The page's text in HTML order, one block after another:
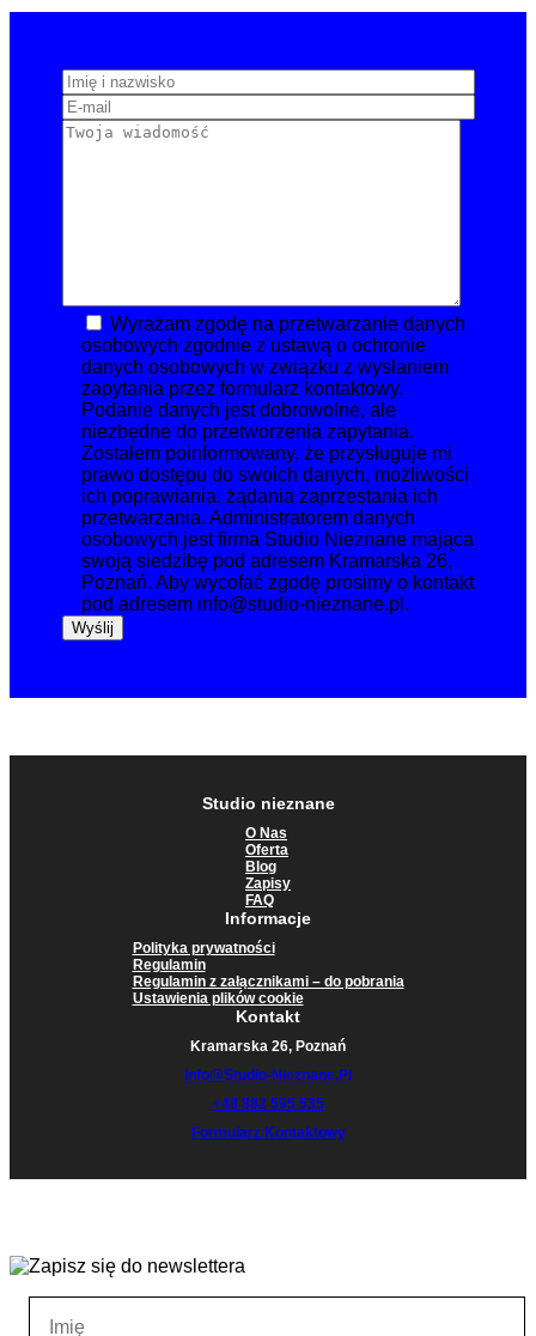
Wyrażam zgodę na przetwarzanie danych
osobowych zgodnie z ustawą o ochronie
danych osobowych w związku z wysłaniem
zapytania przez formularz kontaktowy.
Podanie danych jest dobrowolne, ale
niezbędne do przetworzenia zapytania.
Zostałem poinformowany, że przysługuje mi
prawo dostępu do swoich danych, możliwości
ich poprawiania, żądania zaprzestania ich
przetwarzania. Administratorem danych
osobowych jest firma Studio Nieznane mająca
swoją siedzibę pod adresem Kramarska 26,
Poznań. Aby wycofać zgodę prosimy o kontakt
pod adresem info@studio-nieznane.pl.
Studio nieznane
O Nas
Oferta
Blog
Zapisy
FAQ
Informacje
Polityka prywatności
Regulamin
Regulamin z załącznikami – do pobrania
Ustawienia plików cookie
Kontakt
Kramarska 26, Poznań
Info@studio-Nieznane.pl
+48 882 595 535
Formularz Kontaktowy